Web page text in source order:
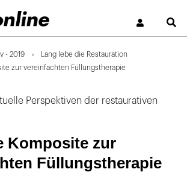
- 2019
Lang lebe die Restauration
zur vereinfachten Füllungstherapie
Perspektiven der restaurativen
Komposite zur
Füllungstherapie